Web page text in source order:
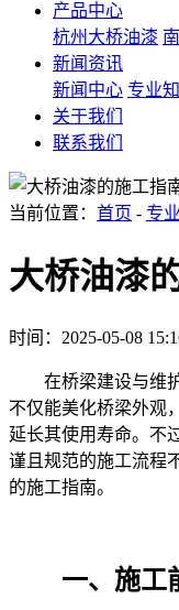
产品中心
杭州大桥油漆
新闻资讯
新闻中心 专业
关于我们
联系我们
当前位置： 首页 - 专
大桥油漆
时间：2025-05-08
在桥梁建设与维护
不仅能美化桥梁外观
延长其使用寿命。不
谨且规范的施工流程
的施工指南。
一、施工